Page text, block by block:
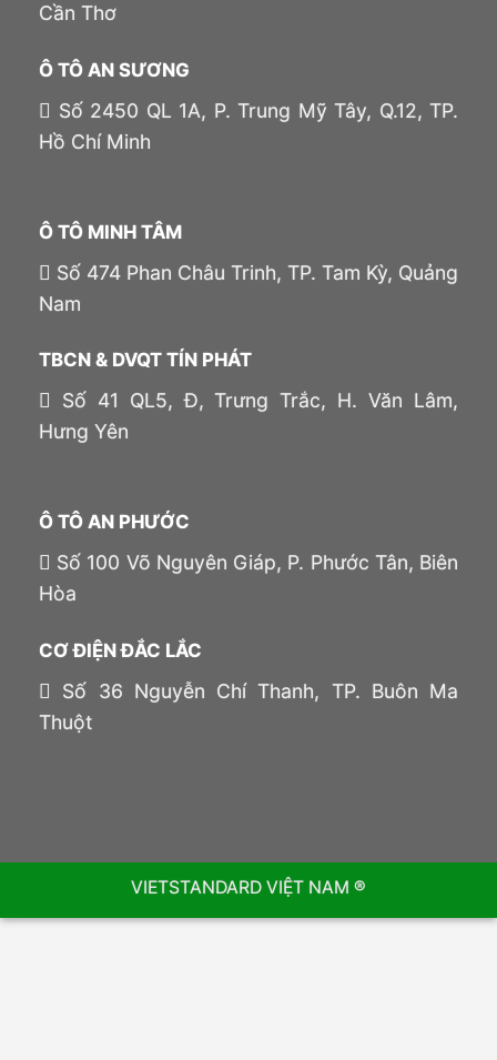
Cần Thơ
Ô TÔ AN SƯƠNG
Số 2450 QL 1A, P. Trung Mỹ Tây, Q.12, TP.
Hồ Chí Minh
Ô TÔ MINH TÂM
Số 474 Phan Châu Trinh, TP. Tam Kỳ, Quảng
Nam
TBCN & DVQT TÍN PHÁT
Số 41 QL5, Đ, Trưng Trắc, H. Văn Lâm,
Hưng Yên
Ô TÔ AN PHƯỚC
Số 100 Võ Nguyên Giáp, P. Phước Tân, Biên
Hòa
CƠ ĐIỆN ĐẮC LẮC
Số 36 Nguyễn Chí Thanh, TP. Buôn Ma
Thuột
VIETSTANDARD VIỆT NAM ®